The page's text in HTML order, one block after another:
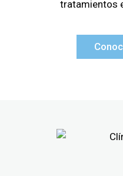
tratamientos